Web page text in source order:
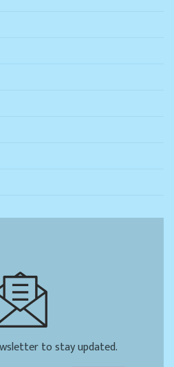
to stay updated.